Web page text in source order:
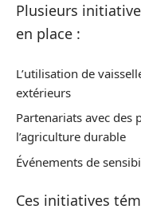
Plusieurs
en place :
L’utilisation de
extérieurs
Partenariats avec
l’agriculture durable
Événements de
Ces initiatives